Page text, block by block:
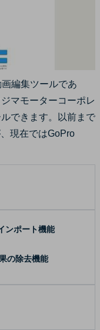
編集ツールであ
マモーターコーポレ
できます。以前まで
現在ではGoPro
ンポート機能
の除去機能